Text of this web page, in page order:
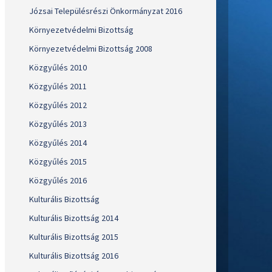
Józsai Településrészi Önkormányzat 2016
Környezetvédelmi Bizottság
Környezetvédelmi Bizottság 2008
Közgyűlés 2010
Közgyűlés 2011
Közgyűlés 2012
Közgyűlés 2013
Közgyűlés 2014
Közgyűlés 2015
Közgyűlés 2016
Kulturális Bizottság
Kulturális Bizottság 2014
Kulturális Bizottság 2015
Kulturális Bizottság 2016